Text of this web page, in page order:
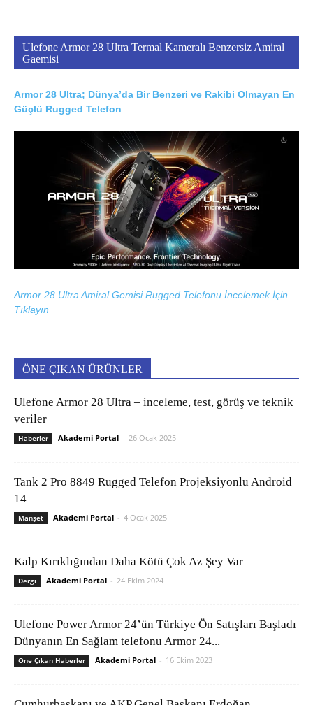
Ulefone Armor 28 Ultra Termal Kameralı Benzersiz Amiral
Gaemisi
Armor 28 Ultra; Dünya’da Bir Benzeri ve Rakibi Olmayan En
Güçlü Rugged Telefon
Armor 28 Ultra Amiral Gemisi Rugged Telefonu İncelemek İçin
Tıklayın
ÖNE ÇIKAN ÜRÜNLER
Ulefone Armor 28 Ultra – inceleme, test, görüş ve teknik
veriler
Haberler Akademi Portal - 26 Ocak 2025
Tank 2 Pro 8849 Rugged Telefon Projeksiyonlu Android
14
Manşet Akademi Portal - 4 Ocak 2025
Kalp Kırıklığından Daha Kötü Çok Az Şey Var
Dergi Akademi Portal - 24 Ekim 2024
Ulefone Power Armor 24’ün Türkiye Ön Satışları Başladı
Dünyanın En Sağlam telefonu Armor 24...
Öne Çıkan Haberler Akademi Portal - 16 Ekim 2023